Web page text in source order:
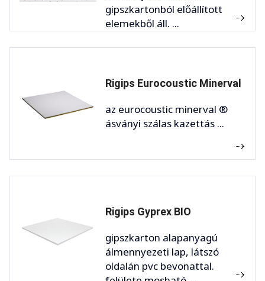
gipszkartonból előállított
elemekből áll. ...
Rigips Eurocoustic Minerval
az eurocoustic minerval ®
ásványi szálas kazettás ...
Rigips Gyprex BIO
gipszkarton alapanyagú
álmennyezeti lap, látszó
oldalán pvc bevonattal.